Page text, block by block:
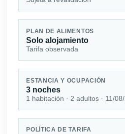
PLAN DE ALIMENTOS
Solo alojamiento
Tarifa observada
ESTANCIA Y OCUPACIÓN
3 noches
1 habitación · 2 adultos · 11/
POLÍTICA DE TARIFA